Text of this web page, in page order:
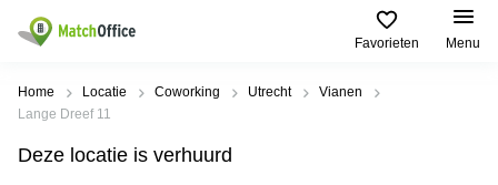
Favorieten Menu
Huren / Verhuren
Productpagina's
Populaire
Steden
Populaire
zoekopdrachten
Help
Home Locatie Coworking Utrecht
Vianen
Lange Dreef 11
Deze locatie is verhuurd